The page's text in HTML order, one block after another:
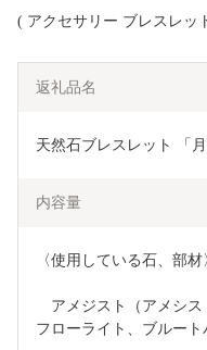
( アクセサリー ブレスレッ
返礼品名
天然石ブレスレット 「月
内容量
〈使用している石、部材
アメジスト（アメシス
フローライト、ブルート